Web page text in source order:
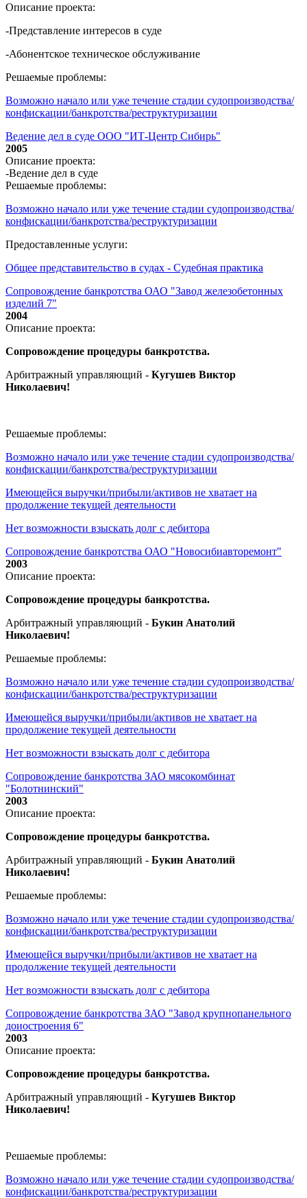
Описание проекта:
-Представление интересов в суде
-Абонентское техническое обслуживание
Решаемые проблемы:
Возможно начало или уже течение стадии судопроизводства/
конфискации/банкротства/реструктуризации
Ведение дел в суде ООО "ИТ-Центр Сибирь"
2005
Описание проекта:
-Ведение дел в суде
Решаемые проблемы:
Возможно начало или уже течение стадии судопроизводства/
конфискации/банкротства/реструктуризации
Предоставленные услуги:
Общее представительство в судах - Судебная практика
Сопровождение банкротства ОАО "Завод железобетонных
изделий 7"
2004
Описание проекта:
Сопровождение процедуры банкротства.
Арбитражный управляющий - Кугушев Виктор
Николаевич!
Решаемые проблемы:
Возможно начало или уже течение стадии судопроизводства/
конфискации/банкротства/реструктуризации
Имеющейся выручки/прибыли/активов не хватает на
продолжение текущей деятельности
Нет возможности взыскать долг с дебитора
Сопровождение банкротства ОАО "Новосибиавторемонт"
2003
Описание проекта:
Сопровождение процедуры банкротства.
Арбитражный управляющий - Букин Анатолий
Николаевич!
Решаемые проблемы:
Возможно начало или уже течение стадии судопроизводства/
конфискации/банкротства/реструктуризации
Имеющейся выручки/прибыли/активов не хватает на
продолжение текущей деятельности
Нет возможности взыскать долг с дебитора
Сопровождение банкротства ЗАО мясокомбинат
"Болотнинский"
2003
Описание проекта:
Сопровождение процедуры банкротства.
Арбитражный управляющий - Букин Анатолий
Николаевич!
Решаемые проблемы:
Возможно начало или уже течение стадии судопроизводства/
конфискации/банкротства/реструктуризации
Имеющейся выручки/прибыли/активов не хватает на
продолжение текущей деятельности
Нет возможности взыскать долг с дебитора
Сопровождение банкротства ЗАО "Завод крупнопанельного
доиостроения 6"
2003
Описание проекта:
Сопровождение процедуры банкротства.
Арбитражный управляющий - Кугушев Виктор
Николаевич!
Решаемые проблемы:
Возможно начало или уже течение стадии судопроизводства/
конфискации/банкротства/реструктуризации